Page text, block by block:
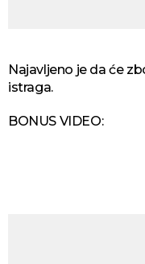
Najavljeno je da će
istraga.
BONUS VIDEO: